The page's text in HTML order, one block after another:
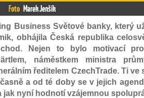
Foto Marek Jenšík
Business Světové banky, který
obhájila Česká republika
Nejen to bylo motivací
náměstkem ministra
ředitelem CzechTrade. Ti
a od té doby se v jejich
jak nyní hodnotí vzájemnou